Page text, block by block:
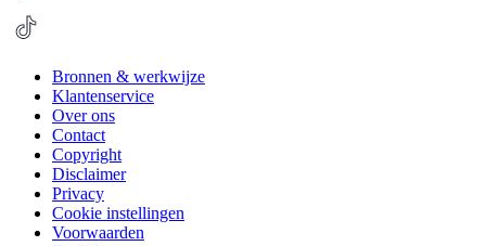
Bronnen & werkwijze
Klantenservice
Over ons
Contact
Copyright
Disclaimer
Privacy
Cookie instellingen
Voorwaarden